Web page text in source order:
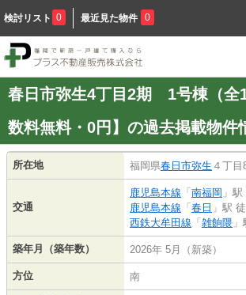
検討リスト 0 最近見た物件 0
春日市弥生4丁目2期 1号棟（全
数料無料・0円】の過去掲載物件
所在地 福岡県春日市弥生 ４丁目
交通
鹿児島本線 「 南福岡 」
鹿児島本線 「 春日 」駅
西鉄大牟田線 「 雑餉隈
築年月（築年数） 2026年 5月（新築）
方位 南